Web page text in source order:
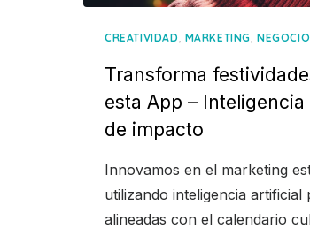
CREATIVIDAD, MARKETING,
Transforma
esta App –
de impacto
Innovamos en el marketing
utilizando inteligencia
alineadas con el calendario